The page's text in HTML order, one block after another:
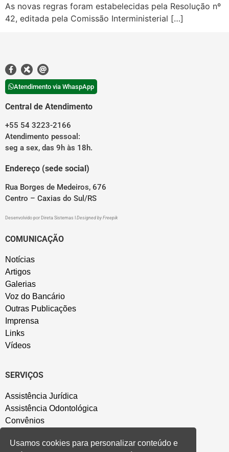
As novas regras foram estabelecidas pela Resolução nº
42, editada pela Comissão Interministerial […]
Atendimento via WhaspApp
Central de Atendimento
+55 54 3223-2166
Atendimento pessoal:
seg a sex, das 9h às 18h.
Endereço (sede social)
Rua Borges de Medeiros, 676
Centro – Caxias do Sul/RS
Desenvolvido por Direta Sistemas Designed by Freepik
COMUNICAÇÃO
Notícias
Artigos
Galerias
Voz do Bancário
Outras Publicações
Imprensa
Links
Vídeos
SERVIÇOS
Assistência Jurídica
Assistência Odontológica
Convênios
Salão de Festa
Usamos cookies para personalizar conteúdo e